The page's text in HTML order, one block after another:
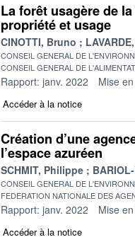
La forêt usagère de
propriété et usage
CINOTTI, Bruno
CONSEIL GENERAL DE
CONSEIL GENERAL DE
Rapport: janv. 2022 Mise
Accéder à la notice
Création d’une
l’espace azuréen
SCHMIT, Philippe
CONSEIL GENERAL DE
FEDERATION NATIONALE DES
Rapport: janv. 2022 Mise
Accéder à la notice